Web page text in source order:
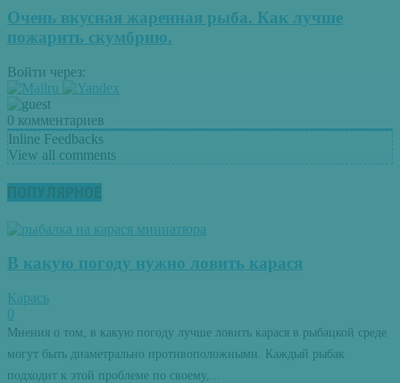
Очень вкусная жаренная рыба. Как лучше
пожарить скумбрию.
Войти через:
0 комментариев
Inline Feedbacks
View all comments
ПОПУЛЯРНОЕ
В какую погоду нужно ловить карася
Карась
0
Мнения о том, в какую погоду лучше ловить карася в рыбацкой среде
могут быть диаметрально противоположными. Каждый рыбак
подходит к этой проблеме по своему,...